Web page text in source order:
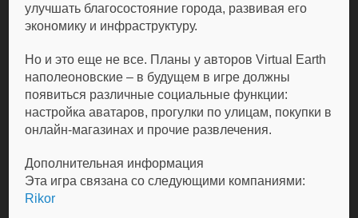
улучшать благосостояние города, развивая его
экономику и инфраструктуру.
Но и это еще не все. Планы у авторов Virtual Earth
наполеоновские – в будущем в игре должны
появиться различные социальные функции:
настройка аватаров, прогулки по улицам, покупки в
онлайн-магазинах и прочие развлечения.
Дополнительная информация
Эта игра связана со следующими компаниями:
Rikor